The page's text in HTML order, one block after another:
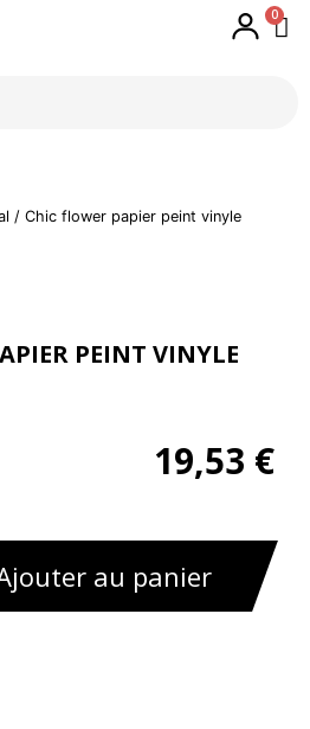
0
/ Chic flower papier peint vinyle
PEINT VINYLE
19,53 €
au panier